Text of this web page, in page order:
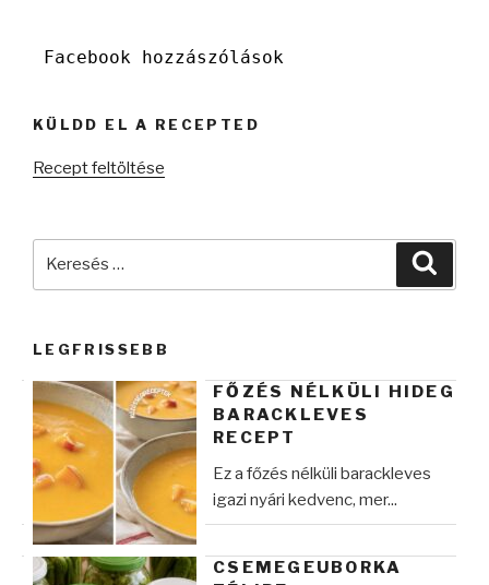
Facebook hozzászólások
KÜLDD EL A RECEPTED
Recept feltöltése
LEGFRISSEBB
FŐZÉS NÉLKÜLI HIDEG
BARACKLEVES
RECEPT
Ez a főzés nélküli barackleves
igazi nyári kedvenc, mer...
CSEMEGEUBORKA